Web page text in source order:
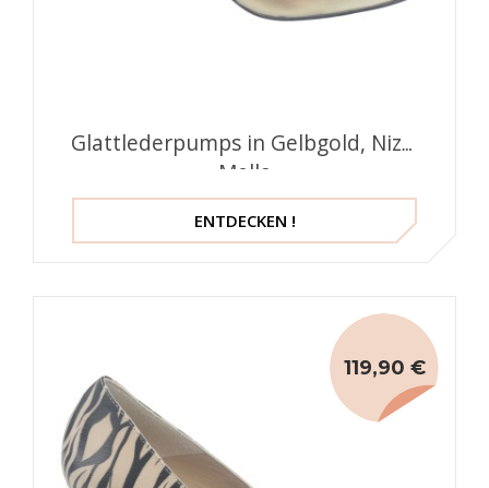
Glattlederpumps in Gelbgold, Niza,
Mella
ENTDECKEN !
119,90 €